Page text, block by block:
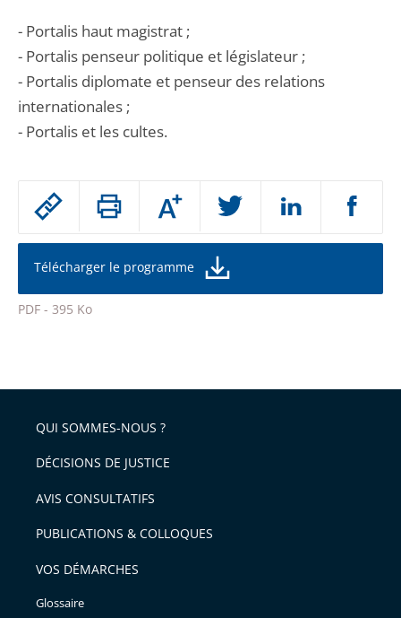
Passer
partage
de
l'article
pour
Augmenter
ou
la
de
police
Télécharger le programme
PDF - 395 Ko
l'article
pour
avant
- Portalis haut magistrat ;
- Portalis penseur politique et législateur ;
- Portalis diplomate et penseur des relations
internationales ;
- Portalis et les cultes.
QUI SOMMES-NOUS ?
DÉCISIONS DE JUSTICE
AVIS CONSULTATIFS
PUBLICATIONS & COLLOQUES
VOS DÉMARCHES
Glossaire